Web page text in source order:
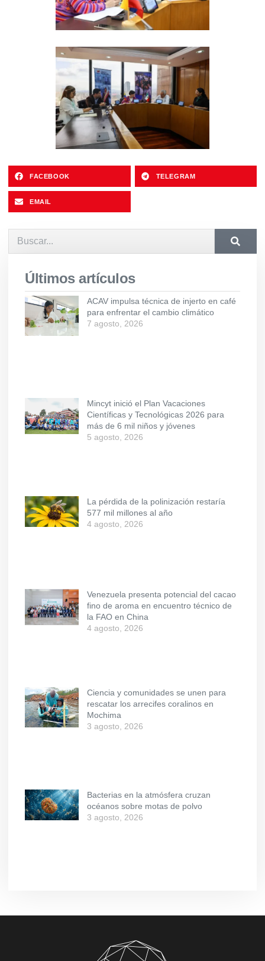
FACEBOOK TELEGRAM
EMAIL
Últimos artículos
ACAV impulsa técnica de injerto en café
para enfrentar el cambio climático
7 agosto, 2026
Mincyt inició el Plan Vacaciones
Científicas y Tecnológicas 2026 para
más de 6 mil niños y jóvenes
5 agosto, 2026
La pérdida de la polinización restaría
577 mil millones al año
4 agosto, 2026
Venezuela presenta potencial del cacao
fino de aroma en encuentro técnico de
la FAO en China
4 agosto, 2026
Ciencia y comunidades se unen para
rescatar los arrecifes coralinos en
Mochima
3 agosto, 2026
Bacterias en la atmósfera cruzan
océanos sobre motas de polvo
3 agosto, 2026